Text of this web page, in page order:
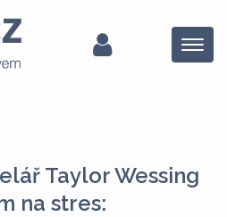
Menu
Taylor Wessing
na stres: